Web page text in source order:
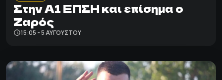
Στην Α1 ΕΠΣΗ και επίσημα ο
Ζαρός
15:05 - 5 ΑΥΓΟΎΣΤΟΥ